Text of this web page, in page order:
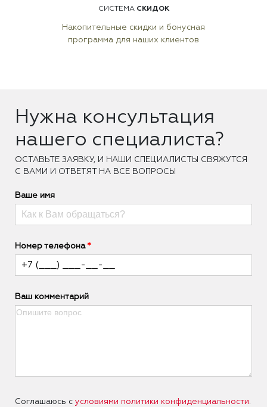
СИСТЕМА СКИДОК
Накопительные скидки и бонусная
программа для наших клиентов
Нужна консультация
нашего специалиста?
ОCТАВЬТЕ ЗАЯВКУ, И НАШИ СПЕЦИАЛИСТЫ СВЯЖУТСЯ
С ВАМИ И ОТВЕТЯТ НА ВСЕ ВОПРОСЫ
Ваше имя
Номер телефона
Ваш комментарий
Соглашаюсь с условиями политики конфиденциальности.